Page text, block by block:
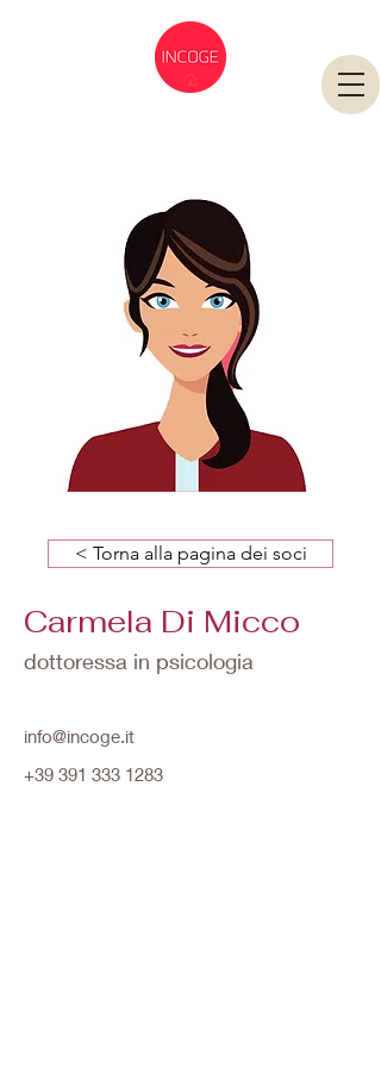
< Torna alla pagina dei soci
Carmela Di Micco
dottoressa in psicologia
info@incoge.it
+39 391 333 1283